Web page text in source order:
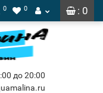
: 0
0 0
до 20:00